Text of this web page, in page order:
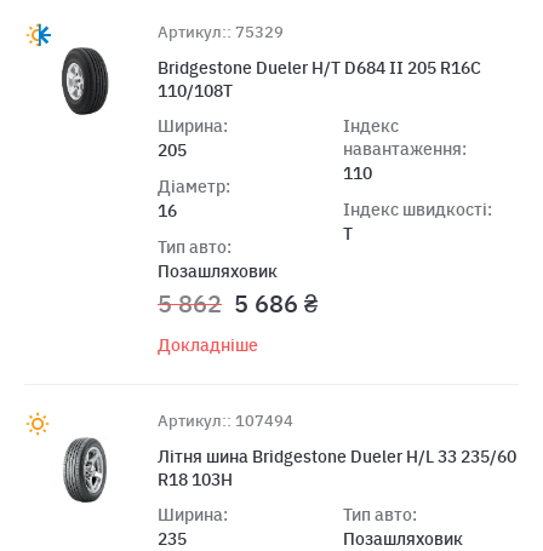
Артикул:: 75329
Bridgestone Dueler H/T D684 II 205 R16C
110/108T
Ширина:
205
Діаметр:
16
Тип авто:
Позашляховик
Індекс
навантаження:
110
Індекс швидкості:
T
5 862 5 686 ₴
Докладніше
Артикул:: 107494
Літня шина Bridgestone Dueler H/L 33 235/60
R18 103H
Ширина:
235
Тип авто:
Позашляховик